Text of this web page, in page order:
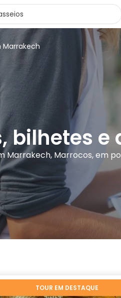
Marrakech
bilhetes
Marrakech, Marrocos, em
TOUR EM DESTAQUE